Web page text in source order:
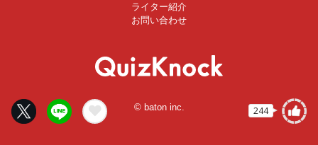
244
ライター紹介
お問い合わせ
© baton inc.